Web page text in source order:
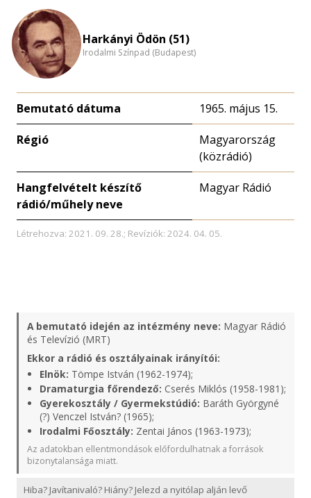
Harkányi Ödön (51)
Irodalmi Színpad (Budapest)
Bemutató dátuma 1965. május 15.
Régió
Magyarország
(közrádió)
Hangfelvételt készítő
rádió/műhely neve
Magyar Rádió
Létrehozva: 2021. 09. 28.; Revíziók: 2024. 04. 05.
A bemutató idején az intézmény neve: Magyar Rádió
és Televízió (MRT)
Ekkor a rádió és osztályainak irányítói:
Elnök: Tömpe István (1962-1974);
Dramaturgia főrendező: Cserés Miklós (1958-1981);
Gyerekosztály / Gyermekstúdió: Baráth Györgyné
(?) Venczel István? (1965);
Irodalmi Főosztály: Zentai János (1963-1973);
Az adatokban ellentmondások előfordulhatnak a források
bizonytalansága miatt.
Hiba? Javítanivaló? Hiány? Jelezd a nyitólap alján levő